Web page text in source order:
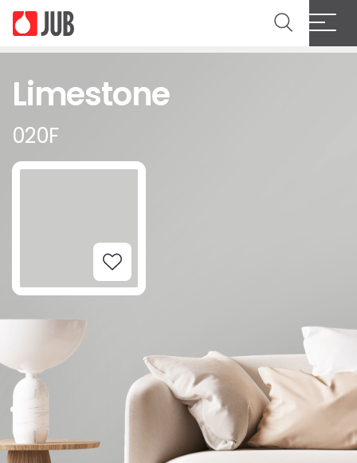
Limestone
020F
Add to Wishlist